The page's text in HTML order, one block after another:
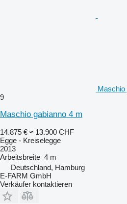
Maschio
9
Maschio gabianno 4 m
14.875 € ≈ 13.900 CHF
Egge - Kreiselegge
2013
Arbeitsbreite 4 m
Deutschland, Hamburg
E-FARM GmbH
Verkäufer kontaktieren